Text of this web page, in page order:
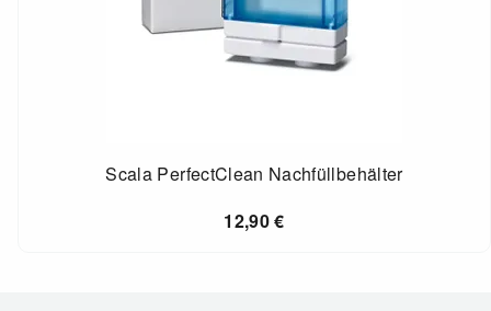
Scala PerfectClean Nachfüllbehälter
12,90€